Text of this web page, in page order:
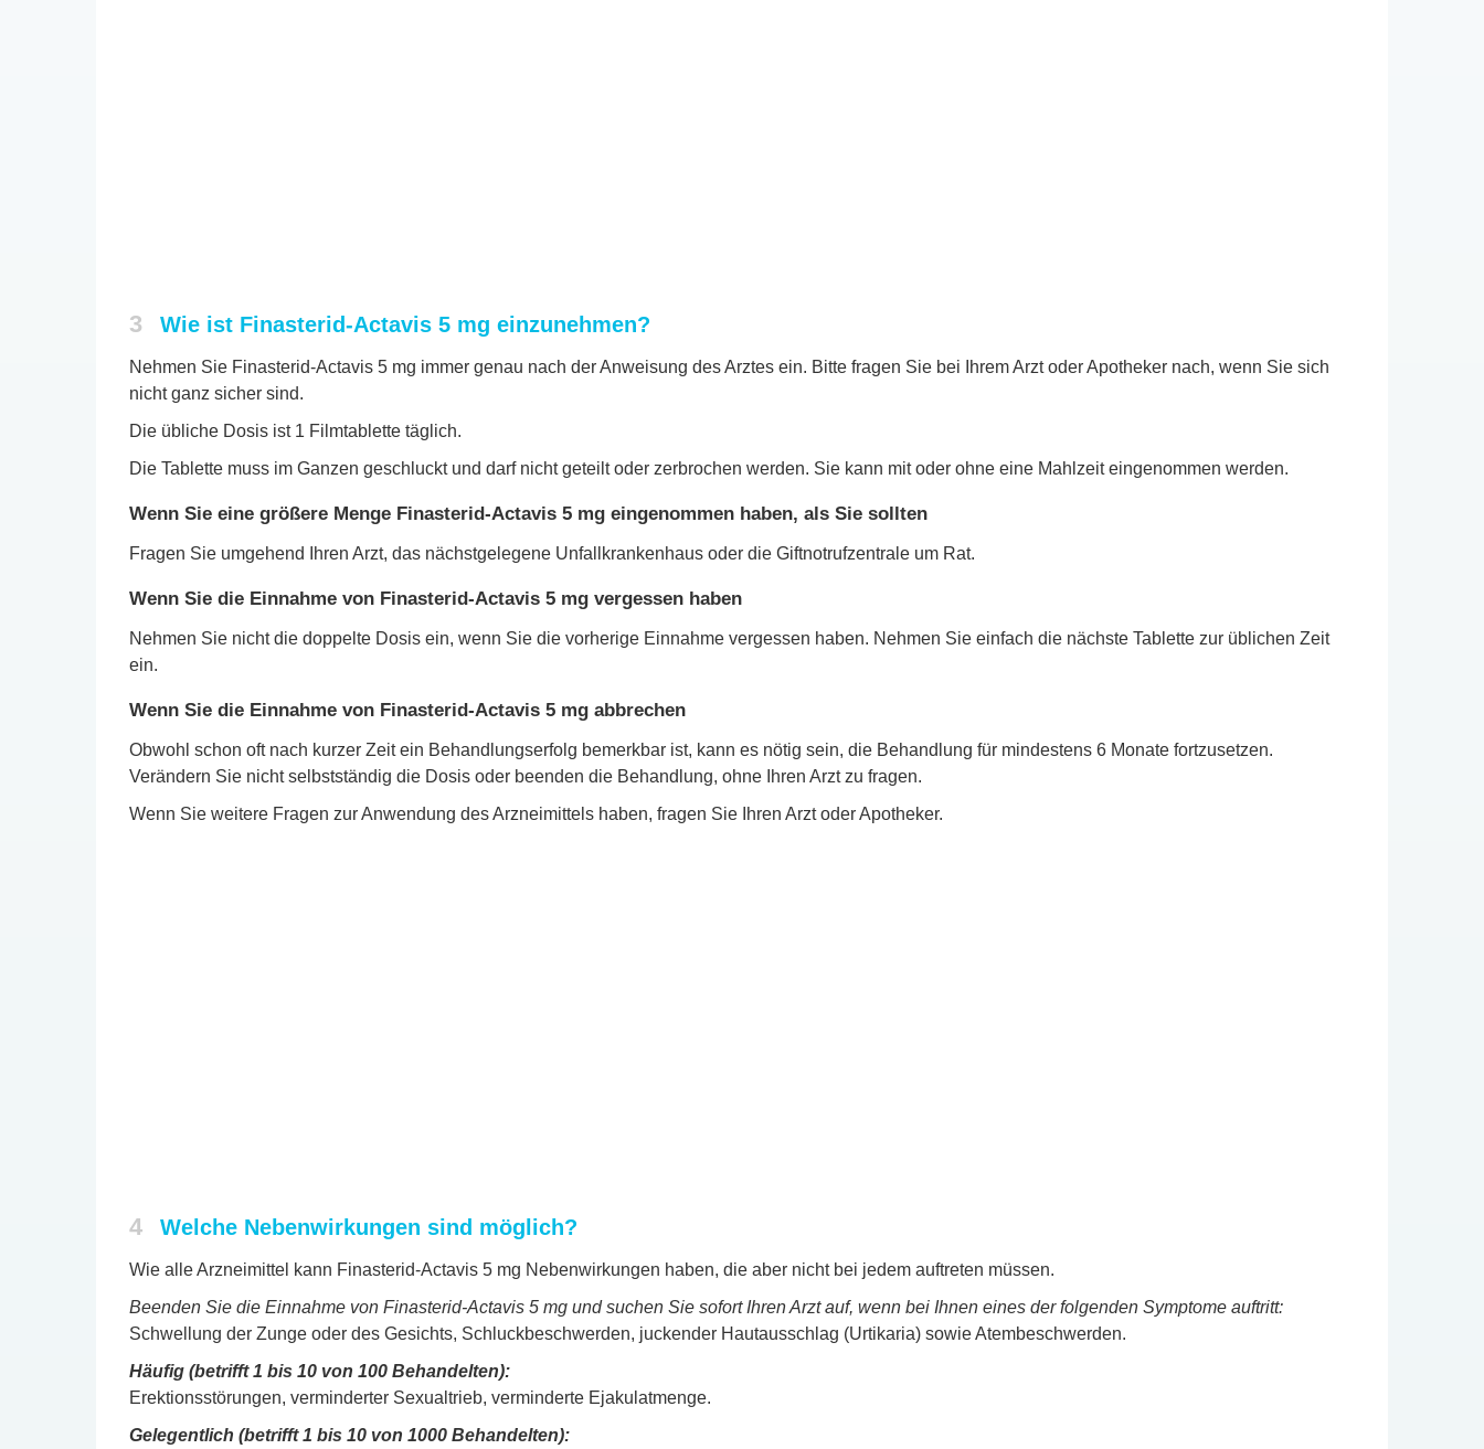
3 Wie ist Finasterid-Actavis 5 mg einzunehmen?
Nehmen Sie Finasterid-Actavis 5 mg immer genau nach der Anweisung des Arztes ein. Bitte fragen Sie bei Ihrem Arzt oder Apotheker nach, wenn Sie sich
nicht ganz sicher sind.
Die übliche Dosis ist 1 Filmtablette täglich.
Die Tablette muss im Ganzen geschluckt und darf nicht geteilt oder zerbrochen werden. Sie kann mit oder ohne eine Mahlzeit eingenommen werden.
Wenn Sie eine größere Menge Finasterid-Actavis 5 mg eingenommen haben, als Sie sollten
Fragen Sie umgehend Ihren Arzt, das nächstgelegene Unfallkrankenhaus oder die Giftnotrufzentrale um Rat.
Wenn Sie die Einnahme von Finasterid-Actavis 5 mg vergessen haben
Nehmen Sie nicht die doppelte Dosis ein, wenn Sie die vorherige Einnahme vergessen haben. Nehmen Sie einfach die nächste Tablette zur üblichen Zeit
ein.
Wenn Sie die Einnahme von Finasterid-Actavis 5 mg abbrechen
Obwohl schon oft nach kurzer Zeit ein Behandlungserfolg bemerkbar ist, kann es nötig sein, die Behandlung für mindestens 6 Monate fortzusetzen.
Verändern Sie nicht selbstständig die Dosis oder beenden die Behandlung, ohne Ihren Arzt zu fragen.
Wenn Sie weitere Fragen zur Anwendung des Arzneimittels haben, fragen Sie Ihren Arzt oder Apotheker.
4 Welche Nebenwirkungen sind möglich?
Wie alle Arzneimittel kann Finasterid-Actavis 5 mg Nebenwirkungen haben, die aber nicht bei jedem auftreten müssen.
Beenden Sie die Einnahme von Finasterid-Actavis 5 mg und suchen Sie sofort Ihren Arzt auf, wenn bei Ihnen eines der folgenden Symptome auftritt:
Schwellung der Zunge oder des Gesichts, Schluckbeschwerden, juckender Hautausschlag (Urtikaria) sowie Atembeschwerden.
Häufig (betrifft 1 bis 10 von 100 Behandelten):
Erektionsstörungen, verminderter Sexualtrieb, verminderte Ejakulatmenge.
Gelegentlich (betrifft 1 bis 10 von 1000 Behandelten):